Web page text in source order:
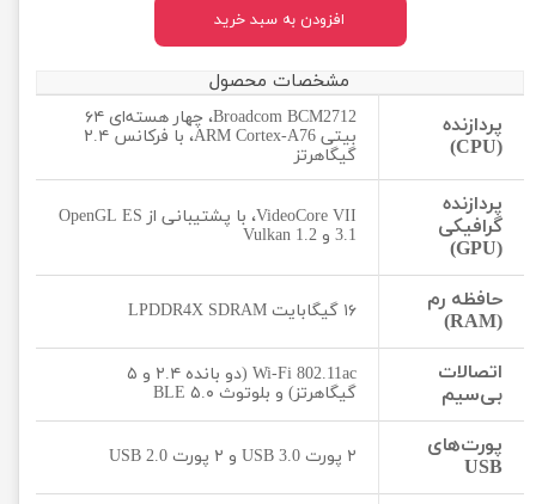
افزودن به سبد خرید
مشخصات محصول
پردازنده
(CPU)
Broadcom BCM2712، چهار هسته‌ای ۶۴
بیتی ARM Cortex-A76، با فرکانس ۲.۴
گیگاهرتز
پردازنده
گرافیکی
(GPU)
VideoCore VII، با پشتیبانی از OpenGL ES
3.1 و Vulkan 1.2
حافظه رم
(RAM)
۱۶ گیگابایت LPDDR4X SDRAM
اتصالات
بی‌سیم
Wi-Fi 802.11ac (دو بانده ۲.۴ و ۵
گیگاهرتز) و بلوتوث ۵.۰ BLE
پورت‌های
USB
۲ پورت USB 3.0 و ۲ پورت USB 2.0